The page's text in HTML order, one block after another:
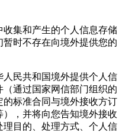
集和产生的个人信息存储
时不存在向境外提供您的
民共和国境外提供个人信
通过国家网信部门组织的
标准合同与境外接收方订
，并将向您告知境外接收
目的、处理方式、个人信